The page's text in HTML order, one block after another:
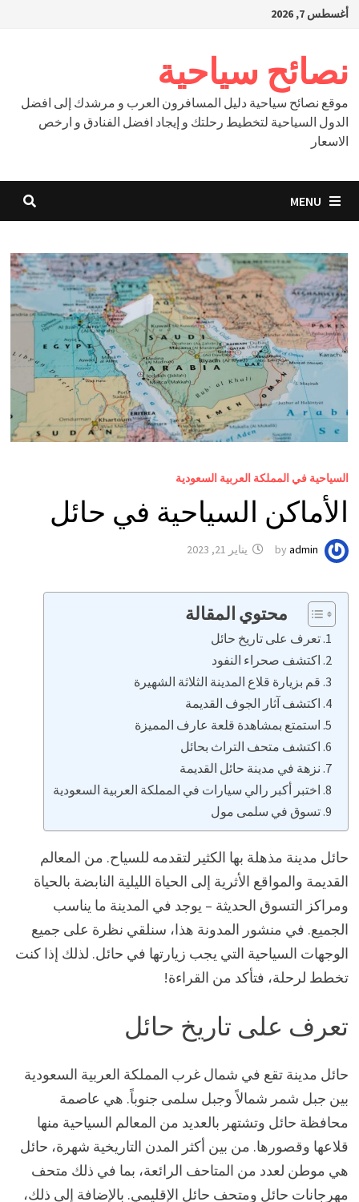
Skipأغسطس 7, 2026
نصائح سياحية
موقع نصائح سياحية دليل المسافرون العرب و مرشدك إلى افضل
الدول السياحية لتخطيط رحلتك و إيجاد افضل الفنادق و ارخص
الاسعار
MENU
السياحية في المملكة العربية السعودية
الأماكن السياحية في حائل
byadmin يناير 21, 2023
محتوي المقالة
تعرف على تاريخ حائل
اكتشف صحراء النفود
قم بزيارة قلاع المدينة الثلاثة الشهيرة
اكتشف آثار الجوف القديمة
استمتع بمشاهدة قلعة عارف المميزة
اكتشف متحف التراث بحائل
نزهة في مدينة حائل القديمة
اختبر أكبر رالي سيارات في المملكة العربية السعودية
تسوق في سلمى مول
حائل مدينة مذهلة بها الكثير لتقدمه للسياح. من المعالم
القديمة والمواقع الأثرية إلى الحياة الليلية النابضة بالحياة
ومراكز التسوق الحديثة – يوجد في المدينة ما يناسب
الجميع. في منشور المدونة هذا، سنلقي نظرة على جميع
الوجهات السياحية التي يجب زيارتها في حائل. لذلك إذا كنت
تخطط لرحلة، فتأكد من القراءة!
تعرف على تاريخ حائل
حائل مدينة تقع في شمال غرب المملكة العربية السعودية
بين جبل شمر شمالاً وجبل سلمى جنوباً. هي عاصمة
محافظة حائل وتشتهر بالعديد من المعالم السياحية منها
قلاعها وقصورها. من بين أكثر المدن التاريخية شهرة، حائل
هي موطن لعدد من المتاحف الرائعة، بما في ذلك متحف
مهرجانات حائل ومتحف حائل الإقليمي. بالإضافة إلى ذلك،